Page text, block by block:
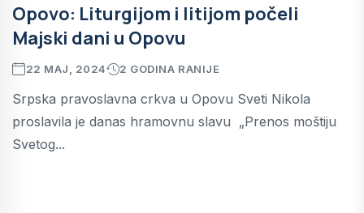
Opovo: Liturgijom i litijom počeli
Majski dani u Opovu
22 MAJ, 2024 2 GODINA RANIJE
Srpska pravoslavna crkva u Opovu Sveti Nikola
proslavila je danas hramovnu slavu „Prenos moštiju
Svetog...